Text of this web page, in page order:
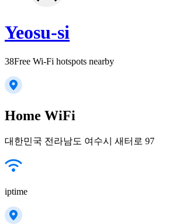
Yeosu-si
38Free Wi-Fi hotspots nearby
Home WiFi
대한민국 전라남도 여수시 새터로 97
iptime